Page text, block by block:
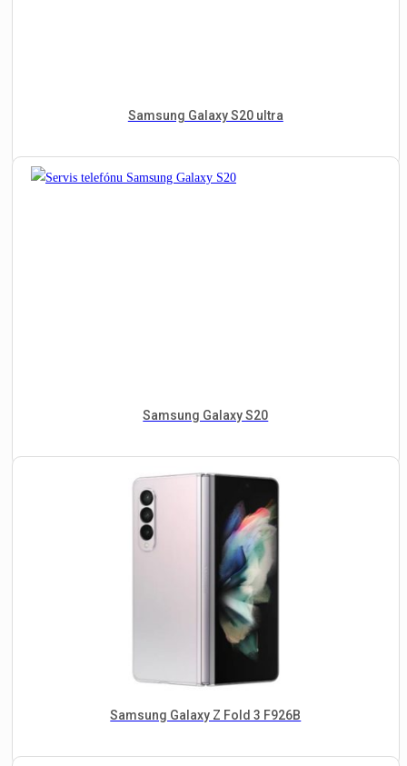
Samsung Galaxy S20 ultra
Samsung Galaxy S20
Samsung Galaxy Z Fold 3 F926B